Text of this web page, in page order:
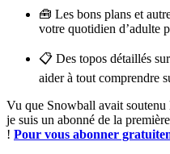
🧰 Les bons plans et
votre quotidien d’adulte
📋 Des topos détaillés
aider à tout comprendre
Vu que Snowball avait soutenu
je suis un abonné de la
! Pour vous abonner